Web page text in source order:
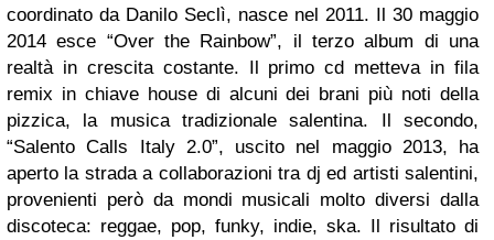
coordinato da Danilo Seclì, nasce nel 2011. Il 30 maggio
2014 esce “Over the Rainbow”, il terzo album di una
realtà in crescita costante. Il primo cd metteva in fila
remix in chiave house di alcuni dei brani più noti della
pizzica, la musica tradizionale salentina. Il secondo,
“Salento Calls Italy 2.0”, uscito nel maggio 2013, ha
aperto la strada a collaborazioni tra dj ed artisti salentini,
provenienti però da mondi musicali molto diversi dalla
discoteca: reggae, pop, funky, indie, ska. Il risultato di